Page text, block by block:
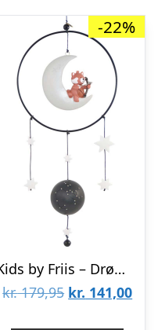
-22%
Kids by Friis – Drømmefanger uro, skytten
kr.179,95 Den
kr. 141,00Den